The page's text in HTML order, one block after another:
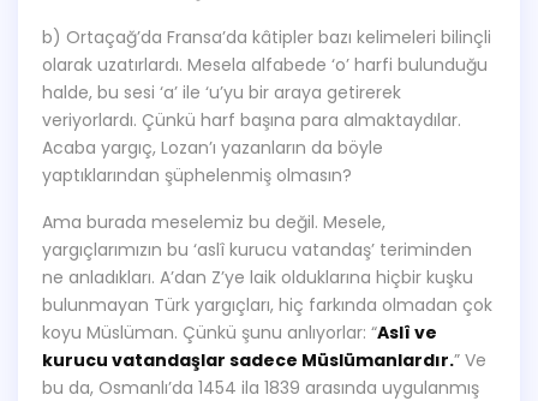
b) Ortaçağ’da Fransa’da kâtipler bazı kelimeleri bilinçli
olarak uzatırlardı. Mesela alfabede ‘o’ harfi bulunduğu
halde, bu sesi ‘a’ ile ‘u’yu bir araya getirerek
veriyorlardı. Çünkü harf başına para almaktaydılar.
Acaba yargıç, Lozan’ı yazanların da böyle
yaptıklarından şüphelenmiş olmasın?
Ama burada meselemiz bu değil. Mesele,
yargıçlarımızın bu ‘aslî kurucu vatandaş’ teriminden
ne anladıkları. A’dan Z’ye laik olduklarına hiçbir kuşku
bulunmayan Türk yargıçları, hiç farkında olmadan çok
koyu Müslüman. Çünkü şunu anlıyorlar: “Aslî ve
kurucu vatandaşlar sadece Müslümanlardır.” Ve
bu da, Osmanlı’da 1454 ila 1839 arasında uygulanmış